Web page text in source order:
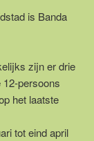
is Banda
zijn er drie
persoons
het laatste
tot eind april